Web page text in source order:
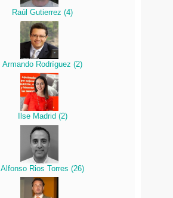
Raúl Gutierrez (4)
Armando Rodríguez (2)
Ilse Madrid (2)
Alfonso Rios Torres (26)